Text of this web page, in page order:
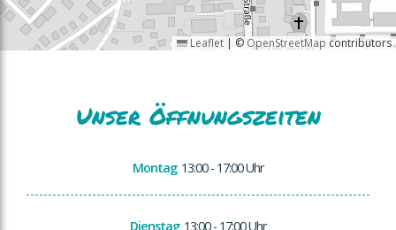
Leaflet | © OpenStreetMap contributors
Unser Öffnungszeiten
Montag 13:00 - 17:00 Uhr
Dienstag 13:00 - 17:00 Uhr